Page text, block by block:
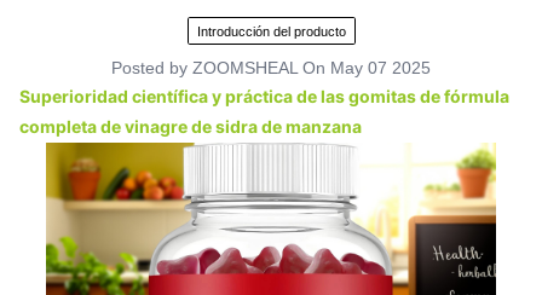
Introducción del producto
Posted by ZOOMSHEAL On May 07 2025
Superioridad científica y práctica de las gomitas de fórmula
completa de vinagre de sidra de manzana